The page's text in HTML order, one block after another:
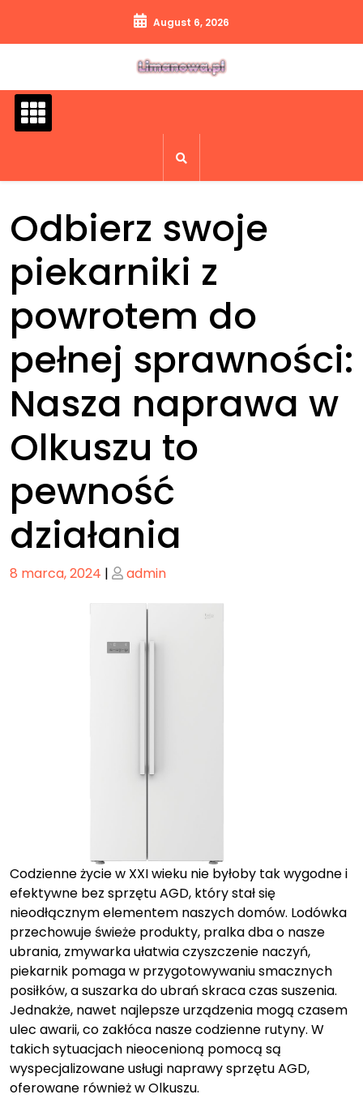
content
August 6, 2026
Odbierz swoje
piekarniki z
powrotem do
pełnej sprawności:
Nasza naprawa w
Olkuszu to
pewność
działania
Posted
8 marca, 2024 | Posted
admin
Codzienne życie w XXI wieku nie byłoby tak wygodne i
efektywne bez sprzętu AGD, który stał się
nieodłącznym elementem naszych domów. Lodówka
przechowuje świeże produkty, pralka dba o nasze
ubrania, zmywarka ułatwia czyszczenie naczyń,
piekarnik pomaga w przygotowywaniu smacznych
posiłków, a suszarka do ubrań skraca czas suszenia.
Jednakże, nawet najlepsze urządzenia mogą czasem
ulec awarii, co zakłóca nasze codzienne rutyny. W
takich sytuacjach nieocenioną pomocą są
wyspecjalizowane usługi naprawy sprzętu AGD,
oferowane również w Olkuszu.